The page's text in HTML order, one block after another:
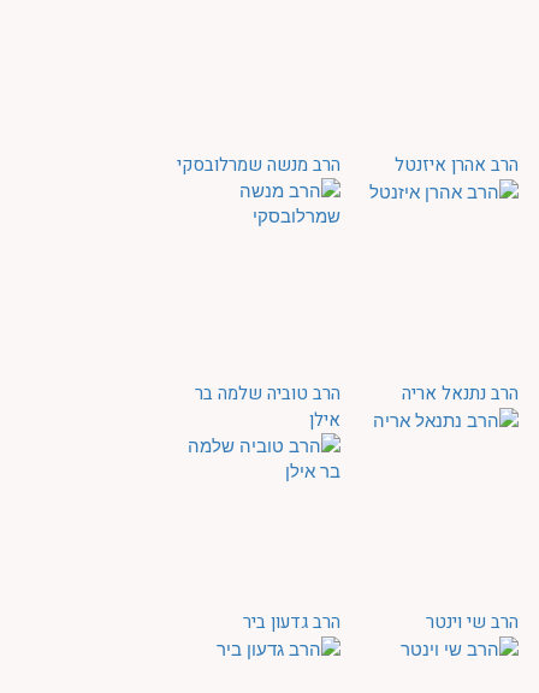
הרב אהרן איזנטל הרב מנשה שמרלובסקי
הרב נתנאל אריה
הרב טוביה שלמה בר
אילן
הרב שי וינטר הרב גדעון ביר